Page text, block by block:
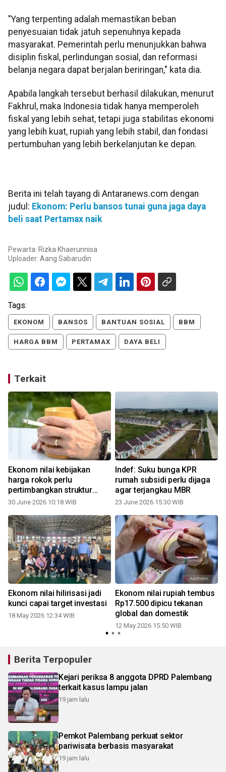
"Yang terpenting adalah memastikan beban
penyesuaian tidak jatuh sepenuhnya kepada
masyarakat. Pemerintah perlu menunjukkan bahwa
disiplin fiskal, perlindungan sosial, dan reformasi
belanja negara dapat berjalan beriringan," kata dia.
Apabila langkah tersebut berhasil dilakukan, menurut
Fakhrul, maka Indonesia tidak hanya memperoleh
fiskal yang lebih sehat, tetapi juga stabilitas ekonomi
yang lebih kuat, rupiah yang lebih stabil, dan fondasi
pertumbuhan yang lebih berkelanjutan ke depan.
Berita ini telah tayang di Antaranews.com dengan
judul: Ekonom: Perlu bansos tunai guna jaga daya
beli saat Pertamax naik
Pewarta: Rizka Khaerunnisa
Uploader: Aang Sabarudin
Tags:
EKONOM BANSOS BANTUAN SOSIAL BBM
HARGA BBM PERTAMAX DAYA BELI
Terkait
Ekonom nilai kebijakan
harga rokok perlu
pertimbangkan struktur
pasar
30 June 2026 10:18 WIB
Indef: Suku bunga KPR
rumah subsidi perlu dijaga
agar terjangkau MBR
23 June 2026 15:30 WIB
Ekonom nilai hilirisasi jadi
kunci capai target investasi
18 May 2026 12:34 WIB
Ekonom nilai rupiah tembus
Rp17.500 dipicu tekanan
global dan domestik
12 May 2026 15:50 WIB
Berita Terpopuler
Kejari periksa 8 anggota DPRD Palembang
terkait kasus lampu jalan
19 jam lalu
Pemkot Palembang perkuat sektor
pariwisata berbasis masyarakat
19 jam lalu